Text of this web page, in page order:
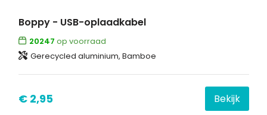
Boppy - USB-oplaadkabel
20247 op voorraad
Gerecycled aluminium, Bamboe
€ 2,95 Bekijk